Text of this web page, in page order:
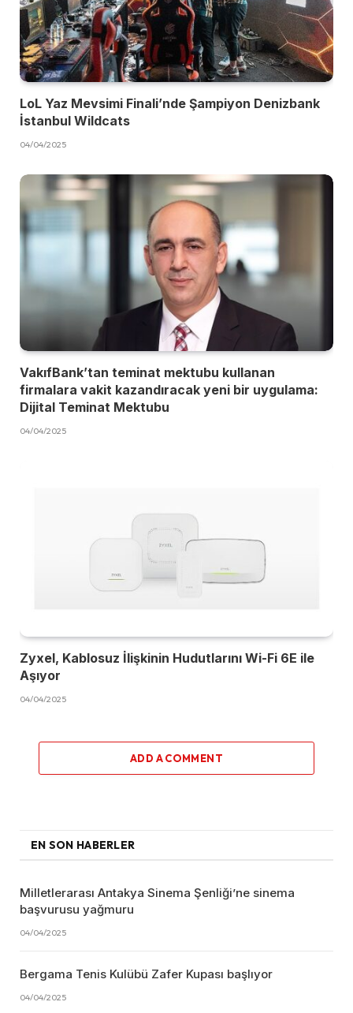
LoL Yaz Mevsimi Finali’nde Şampiyon Denizbank
İstanbul Wildcats
04/04/2025
VakıfBank’tan teminat mektubu kullanan
firmalara vakit kazandıracak yeni bir uygulama:
Dijital Teminat Mektubu
04/04/2025
Zyxel, Kablosuz İlişkinin Hudutlarını Wi-Fi 6E ile
Aşıyor
04/04/2025
ADD A COMMENT
EN SON HABERLER
Milletlerarası Antakya Sinema Şenliği’ne sinema
başvurusu yağmuru
04/04/2025
Bergama Tenis Kulübü Zafer Kupası başlıyor
04/04/2025